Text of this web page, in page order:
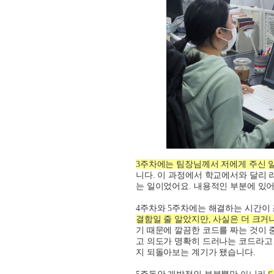
3주차에는 팀장님께서 저에게 주신
니다. 이 과정에서 학교에서와 달리
는 일이었어요
내용적인 부분에 있
4주차와5주차에는 해결하는 시간
결함일 줄 알았지만,사실은 더 크거
기 때문에 깔끔한 코드를 짜는 것이
고 의도가 명확히 드러나는 코드라
지 되돌아보는 계기가 됐습니다.